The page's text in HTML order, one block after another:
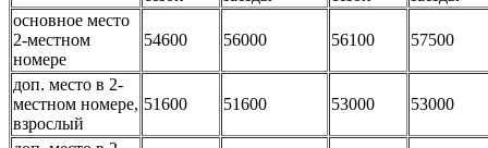
основное место
2-местном
номере
54600 56000 56100 57500
доп. место в 2-
местном номере,
взрослый
51600 51600 53000 53000